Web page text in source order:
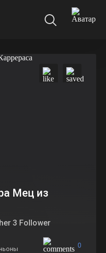
Мец из
3 Follower
0